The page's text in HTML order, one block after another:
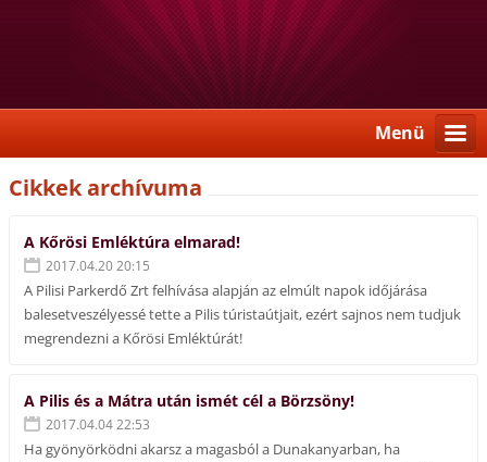
Menü
Cikkek archívuma
A Kőrösi Emléktúra elmarad!
2017.04.20 20:15
A Pilisi Parkerdő Zrt felhívása alapján az elmúlt napok időjárása
balesetveszélyessé tette a Pilis túristaútjait, ezért sajnos nem tudjuk
megrendezni a Kőrösi Emléktúrát!
A Pilis és a Mátra után ismét cél a Börzsöny!
2017.04.04 22:53
Ha gyönyörködni akarsz a magasból a Dunakanyarban, ha